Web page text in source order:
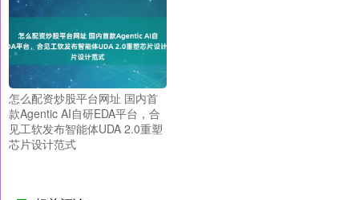
怎么配资炒股平台网址 国内首
款Agentic AI自研EDA平台，合
见工软发布智能体UDA 2.0重塑
芯片设计范式